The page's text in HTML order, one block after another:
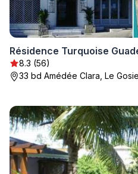
Résidence Turquoise
8.3 (56)
33 bd Amédée Clara, Le